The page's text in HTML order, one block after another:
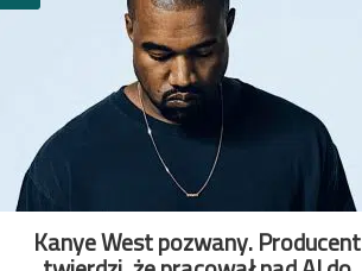
Kanye West pozwany. Producent